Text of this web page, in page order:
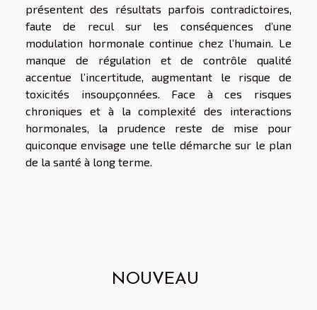
présentent des résultats parfois contradictoires,
faute de recul sur les conséquences d’une
modulation hormonale continue chez l’humain. Le
manque de régulation et de contrôle qualité
accentue l’incertitude, augmentant le risque de
toxicités insoupçonnées. Face à ces risques
chroniques et à la complexité des interactions
hormonales, la prudence reste de mise pour
quiconque envisage une telle démarche sur le plan
de la santé à long terme.
NOUVEAU